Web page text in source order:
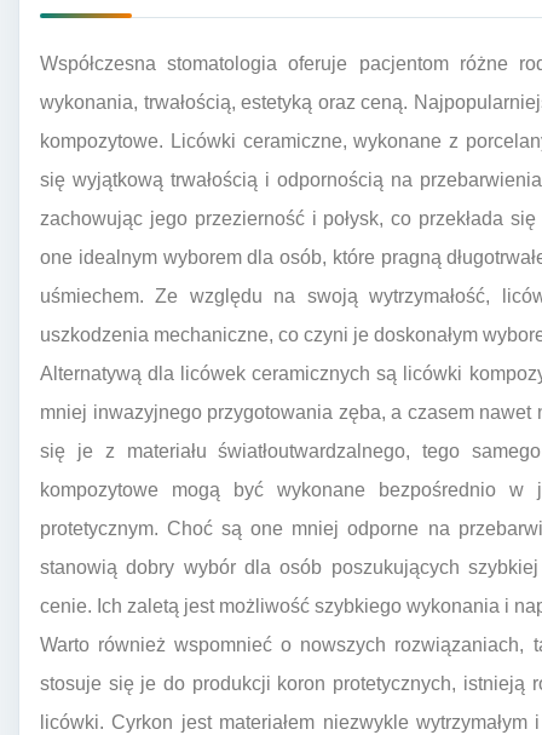
Współczesna stomatologia oferuje pacjentom różne
wykonania, trwałością, estetyką oraz ceną.
kompozytowe. Licówki ceramiczne, wykonane z
się wyjątkową trwałością i odpornością na
zachowując jego przezierność i połysk, co przekłada
one idealnym wyborem dla osób, które pragną
uśmiechem. Ze względu na swoją wytrzymałość,
uszkodzenia mechaniczne, co czyni je doskonałym
Alternatywą dla licówek ceramicznych są licówki
mniej inwazyjnego przygotowania zęba, a czasem
się je z materiału światłoutwardzalnego, tego
kompozytowe mogą być wykonane bezpośrednio
protetycznym. Choć są one mniej odporne na
stanowią dobry wybór dla osób poszukujących
cenie. Ich zaletą jest możliwość szybkiego wykonania i
Warto również wspomnieć o nowszych
stosuje się je do produkcji koron protetycznych, istnieją
licówki. Cyrkon jest materiałem niezwykle